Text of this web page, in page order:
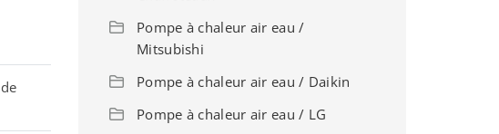
Pompe à chaleur air eau /
Mitsubishi
Pompe à chaleur air eau / Daikin
Pompe à chaleur air eau / LG